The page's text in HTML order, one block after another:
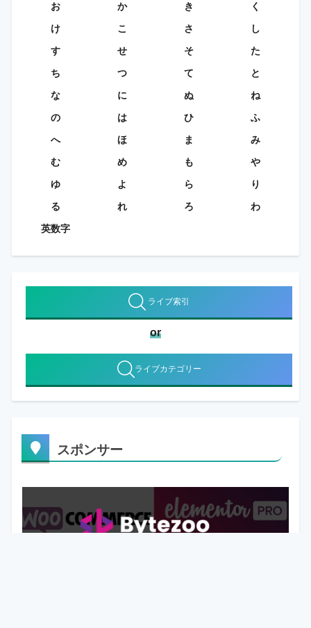
お
か き
く
け
こ さ
し
す
せ そ
た
ち
つ て
と
な
に ぬ
ね
の
は ひ
ふ
へ
ほ ま
み
む
め も
や
ゆ
よ ら
り
る
れ ろ
わ
英数字
ライブ索引
or
ライブカテゴリー
スポンサー